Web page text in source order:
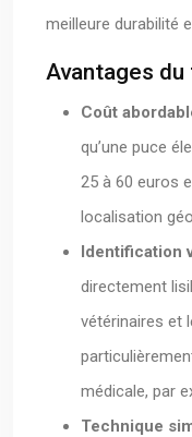
meilleure durabilité
Avantages
Coût
qu’une puce
25 à 60 euros
localisation
Identification
directement
vétérinaires et
médicale, par
Technique